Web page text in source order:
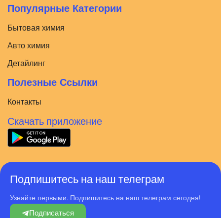
Популярные Категории
Бытовая химия
Авто химия
Детайлинг
Полезные Ссылки
Контакты
Скачать приложение
Подпишитесь на наш телеграм
Узнайте первыми. Подпишитесь на наш телеграм сегодня!
Подписаться